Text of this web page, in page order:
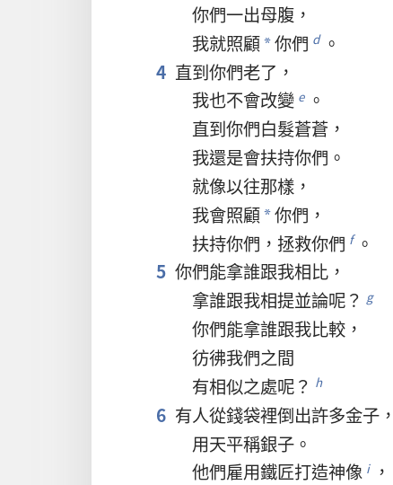
你們一出母腹 ，
我就照顧*你們 d 。
4 直到你們老了 ，
我也不會改變 e 。
直到你們白髮蒼蒼 ，
我還是會扶持你們 。
就像以往那樣 ，
我會照顧*你們 ，
扶持你們 ，拯救你們 f 。
5 你們能拿誰跟我相比 ，
拿誰跟我相提並論呢？ g
你們能拿誰跟我比較 ，
彷彿我們之間
有相似之處呢？ h
6 有人從錢袋裡倒出許多金子 ，
用天平稱銀子 。
他們雇用鐵匠打造神像 i ，